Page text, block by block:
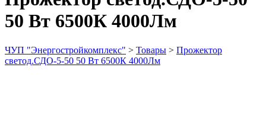
50 Вт 6500К 4000Лм
ЧУП "Энергостройкомплекс" > Товары > Прожектор
светод.СДО-5-50 50 Вт 6500К 4000Лм